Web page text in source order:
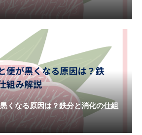
くなる原因は？鉄分と消化の仕組